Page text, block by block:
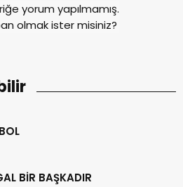
yorum yapılmamış.
olmak ister misiniz?
BİR BAŞKADIR